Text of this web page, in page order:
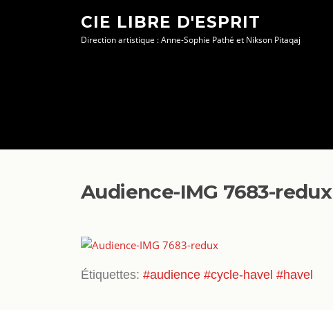
CIE LIBRE D'ESPRIT
Direction artistique : Anne-Sophie Pathé et Nikson Pitaqaj
Audience-IMG 7683-redux
Étiquettes: #audience #cycle-havel #havel